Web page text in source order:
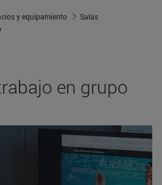
y equipamiento
Salas
en grupo